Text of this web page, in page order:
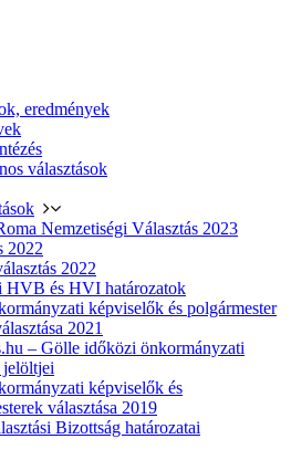
eredmények
választások
Nemzetiségi Választás 2023
2022
2022
HVB és HVI határozatok
képviselők és polgármester
2021
– Gölle időközi önkormányzati
jelöltjei
képviselők és
választása 2019
Bizottság határozatai